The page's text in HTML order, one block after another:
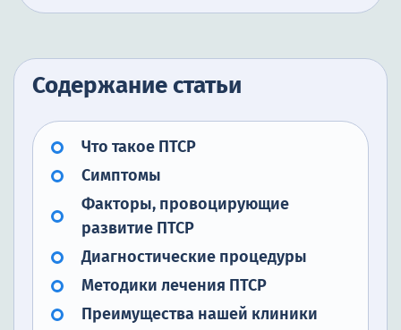
Содержание статьи
Что такое ПТСР
Симптомы
Факторы, провоцирующие
развитие ПТСР
Диагностические процедуры
Методики лечения ПТСР
Преимущества нашей клиники